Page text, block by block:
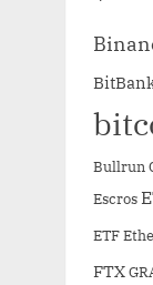
Bullrun
Escros
ETF
FTX